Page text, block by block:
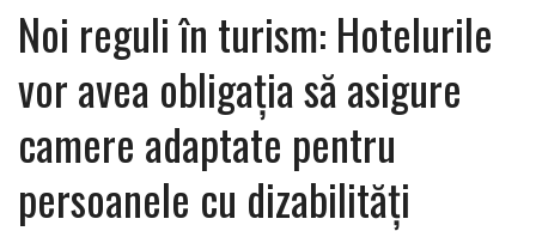
Noi reguli în turism: Hotelurile
vor avea obligația să asigure
camere adaptate pentru
persoanele cu dizabilități